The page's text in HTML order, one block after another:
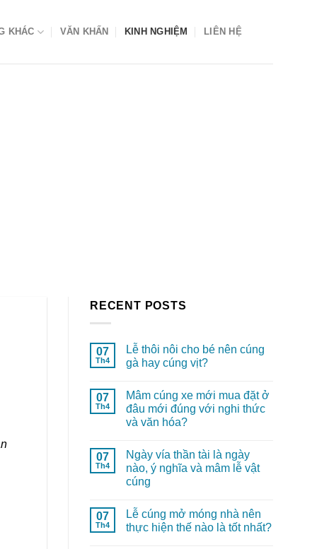
KHÁC VĂN KHẤN KINH NGHIỆM LIÊN HỆ
RECENT POSTS
07
Th4
Lễ thôi nôi cho bé nên cúng
gà hay cúng vịt?
07
Th4
Mâm cúng xe mới mua đặt ở
đâu mới đúng với nghi thức
và văn hóa?
07
Th4
Ngày vía thần tài là ngày
nào, ý nghĩa và mâm lễ vật
cúng
07
Th4
Lễ cúng mở móng nhà nên
thực hiện thế nào là tốt nhất?